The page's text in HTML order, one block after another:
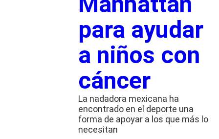
para ayudar
a niños con
cáncer
La nadadora mexicana ha
encontrado en el deporte una
forma de apoyar a los que más lo
necesitan